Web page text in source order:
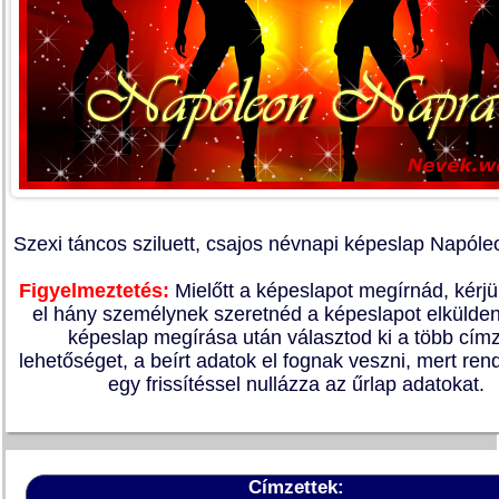
Szexi táncos sziluett, csajos névnapi képeslap
Figyelmeztetés: Mielőtt a képeslapot megírnád,
el hány személynek szeretnéd a képeslapot
képeslap megírása után választod ki a több
lehetőséget, a beírt adatok el fognak veszni, mert
egy frissítéssel nullázza az űrlap adatokat.
Címzettek: